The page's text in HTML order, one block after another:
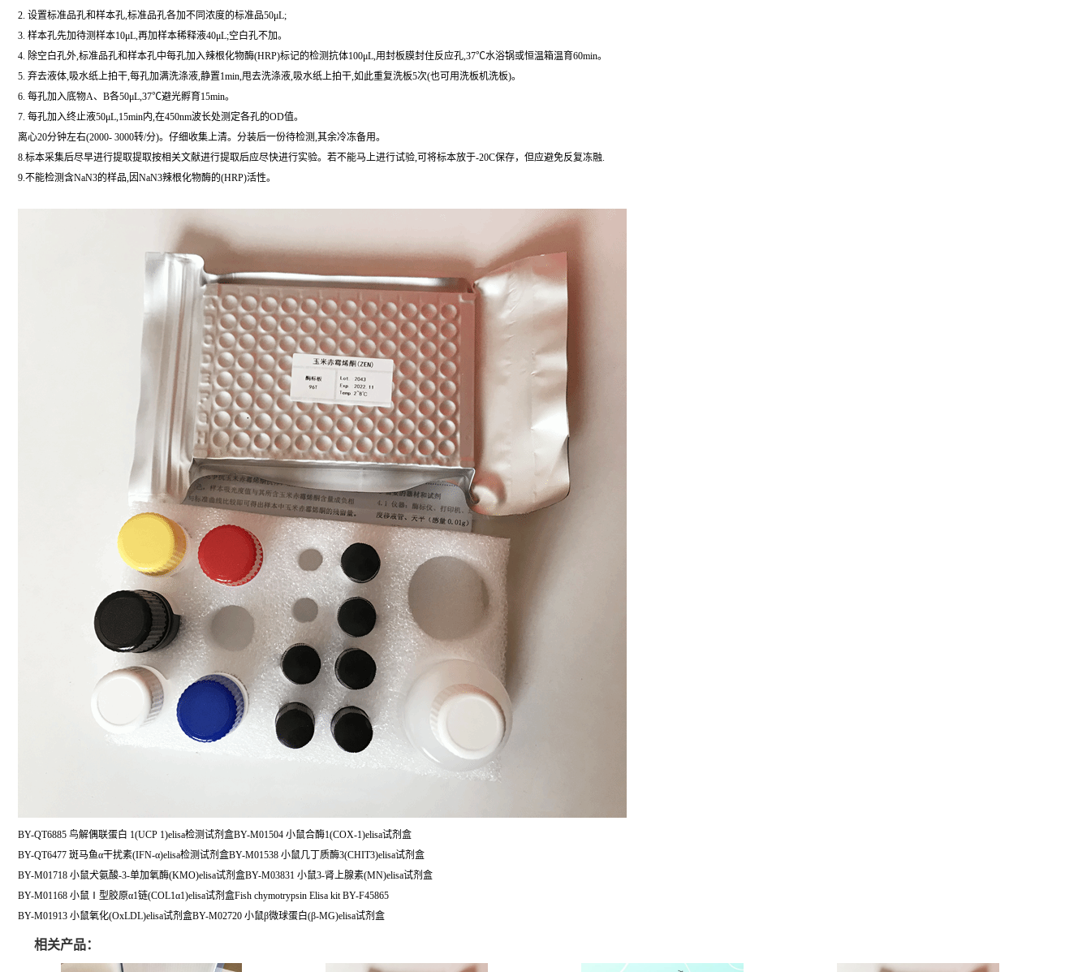
2. 设置标准品孔和样本孔,标准品孔各加不同浓度的标准品50μL;
3. 样本孔先加待测样本10μL,再加样本稀释液40μL;空白孔不加。
4. 除空白孔外,标准品孔和样本孔中每孔加入辣根化物酶(HRP)标记的检测抗体100μL,用封板膜封住反应孔,37℃水浴锅或恒温箱温育60min。
5. 弃去液体,吸水纸上拍干,每孔加满洗涤液,静置1min,甩去洗涤液,吸水纸上拍干,如此重复洗板5次(也可用洗板机洗板)。
6. 每孔加入底物A、B各50μL,37℃避光孵育15min。
7. 每孔加入终止液50μL,15min内,在450nm波长处测定各孔的OD值。
离心20分钟左右(2000- 3000转/分)。仔细收集上清。分装后一份待检测,其余冷冻备用。
8.标本采集后尽早进行提取提取按相关文献进行提取后应尽快进行实验。若不能马上进行试验,可将标本放于-20C保存，但应避免反复冻融.
9.不能检测含NaN3的样品,因NaN3辣根化物酶的(HRP)活性。
BY-QT6885 鸟解偶联蛋白 1(UCP 1)elisa检测试剂盒BY-M01504 小鼠合酶1(COX-1)elisa试剂盒
BY-QT6477 斑马鱼α干扰素(IFN-α)elisa检测试剂盒BY-M01538 小鼠几丁质酶3(CHIT3)elisa试剂盒
BY-M01718 小鼠犬氨酸-3-单加氧酶(KMO)elisa试剂盒BY-M03831 小鼠3-肾上腺素(MN)elisa试剂盒
BY-M01168 小鼠Ⅰ型胶原α1链(COL1α1)elisa试剂盒Fish chymotrypsin Elisa kit BY-F45865
BY-M01913 小鼠氧化(OxLDL)elisa试剂盒BY-M02720 小鼠β微球蛋白(β-MG)elisa试剂盒
相关产品：